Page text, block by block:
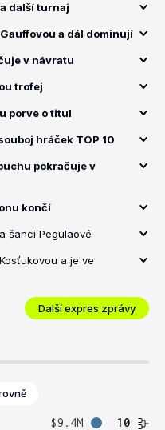
další turnaj
a dál dominují
v návratu
trofej
porve o titul
hráček TOP 10
pokračuje v
končí
šanci Pegulaové
a je ve
Další expres zprávy
$9.4M
10